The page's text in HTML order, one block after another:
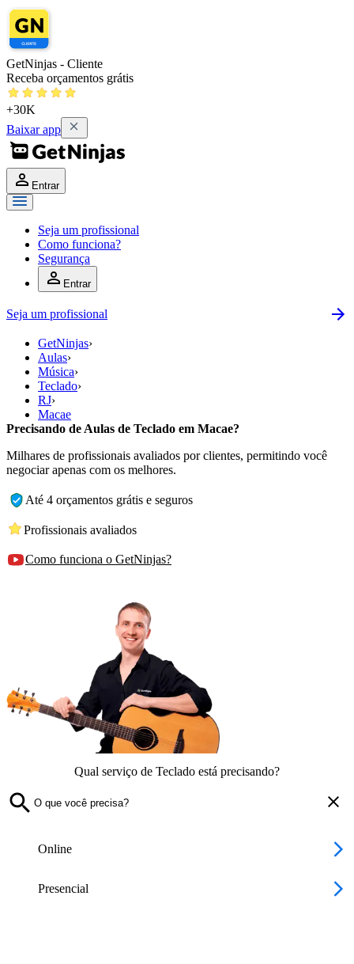
GetNinjas - Cliente
Receba orçamentos grátis
+30K
Baixar app
Entrar
Seja um profissional
Como funciona?
Segurança
Entrar
Seja um profissional
GetNinjas›
Aulas›
Música›
Teclado›
RJ›
Macae
Precisando de Aulas de Teclado em Macae?
Milhares de profissionais avaliados por clientes, permitindo você
negociar apenas com os melhores.
Até 4 orçamentos grátis e seguros
Profissionais avaliados
Como funciona o GetNinjas?
Qual serviço de Teclado está precisando?
Online
Presencial